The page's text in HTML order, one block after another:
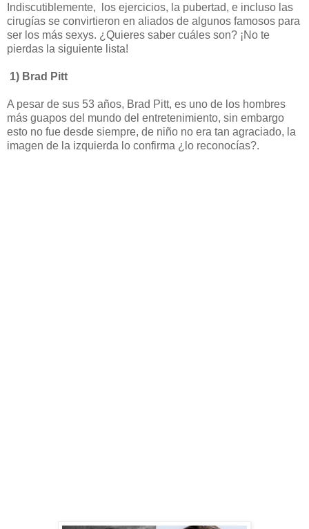
Indiscutiblemente, los ejercicios, la pubertad, e incluso las
cirugías se convirtieron en aliados de algunos famosos para
ser los más sexys. ¿Quieres saber cuáles son? ¡No te
pierdas la siguiente lista!
1) Brad Pitt
A pesar de sus 53 años, Brad Pitt, es uno de los hombres
más guapos del mundo del entretenimiento, sin embargo
esto no fue desde siempre, de niño no era tan agraciado, la
imagen de la izquierda lo confirma ¿lo reconocías?.